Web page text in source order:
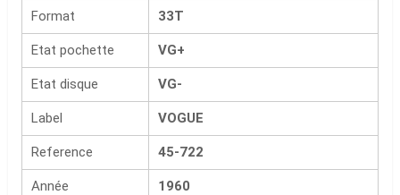
Format 33T
Etat pochette VG+
Etat disque VG-
Label VOGUE
Reference 45-722
Année 1960